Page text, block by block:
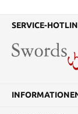
SERVICE-